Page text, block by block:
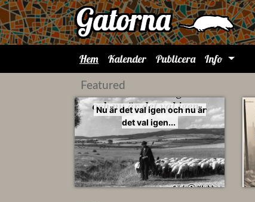
Hem Kalender Publicera Info
Featured
Nu är det val igen och nu är
det val igen...